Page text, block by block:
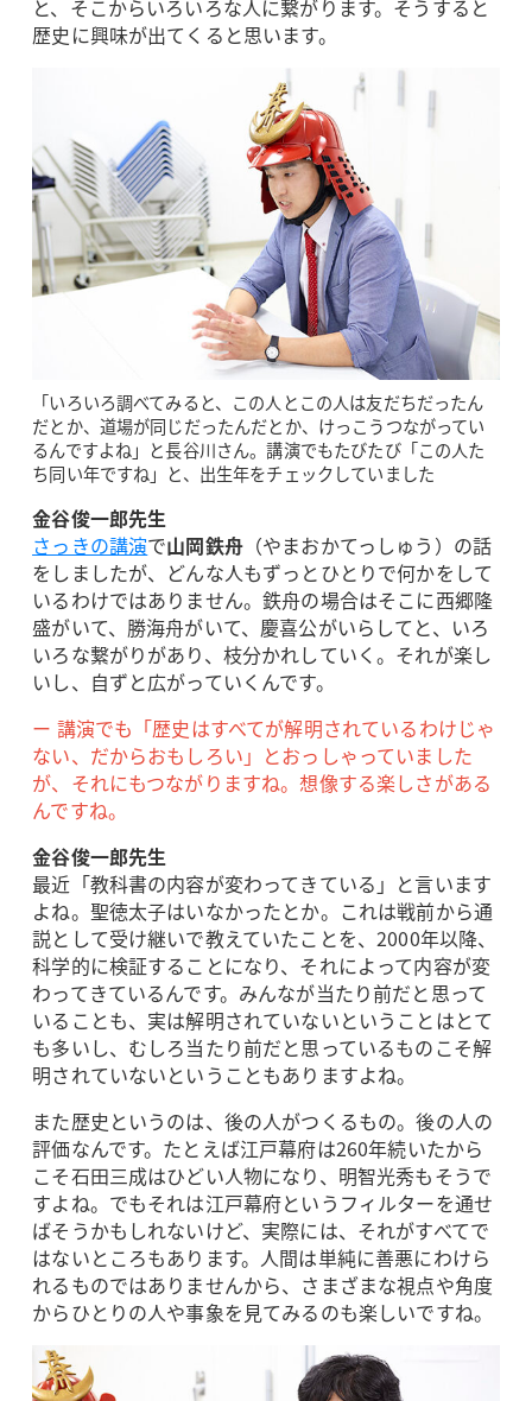
と、そこからいろいろな人に繋がります。そうすると
歴史に興味が出てくると思います。
「いろいろ調べてみると、この人とこの人は友だちだったん
だとか、道場が同じだったんだとか、けっこうつながってい
るんですよね」と長谷川さん。講演でもたびたび「この人た
ち同い年ですね」と、出生年をチェックしていました
金谷俊一郎先生
さっきの講演で山岡鉄舟（やまおかてっしゅう）の話
をしましたが、どんな人もずっとひとりで何かをして
いるわけではありません。鉄舟の場合はそこに西郷隆
盛がいて、勝海舟がいて、慶喜公がいらしてと、いろ
いろな繋がりがあり、枝分かれしていく。それが楽し
いし、自ずと広がっていくんです。
ー 講演でも「歴史はすべてが解明されているわけじゃ
ない、だからおもしろい」とおっしゃっていました
が、それにもつながりますね。想像する楽しさがある
んですね。
金谷俊一郎先生
最近「教科書の内容が変わってきている」と言います
よね。聖徳太子はいなかったとか。これは戦前から通
説として受け継いで教えていたことを、2000年以降、
科学的に検証することになり、それによって内容が変
わってきているんです。みんなが当たり前だと思って
いることも、実は解明されていないということはとて
も多いし、むしろ当たり前だと思っているものこそ解
明されていないということもありますよね。
また歴史というのは、後の人がつくるもの。後の人の
評価なんです。たとえば江戸幕府は260年続いたから
こそ石田三成はひどい人物になり、明智光秀もそうで
すよね。でもそれは江戸幕府というフィルターを通せ
ばそうかもしれないけど、実際には、それがすべてで
はないところもあります。人間は単純に善悪にわけら
れるものではありませんから、さまざまな視点や角度
からひとりの人や事象を見てみるのも楽しいですね。